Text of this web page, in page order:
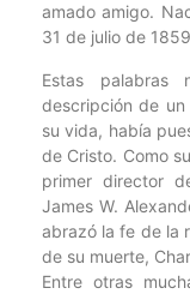
amado amigo.
31 de julio de
Estas palabras
descripción de
su vida, había
de Cristo. Como
primer director
James W.
abrazó la fe de la
de su muerte,
Entre otras